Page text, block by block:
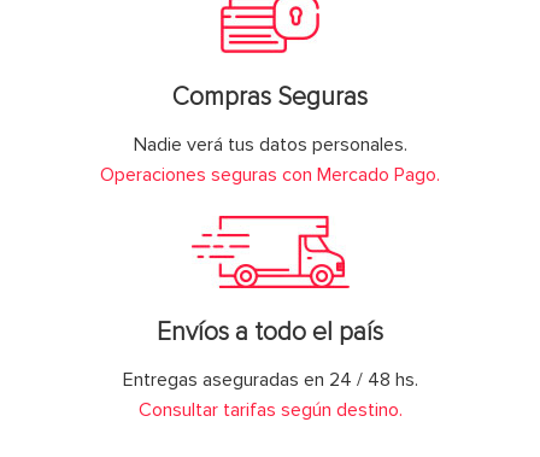
Compras Seguras
Nadie verá tus datos personales.
Operaciones seguras con Mercado Pago.
Envíos a todo el país
Entregas aseguradas en 24 / 48 hs.
Consultar tarifas según destino.